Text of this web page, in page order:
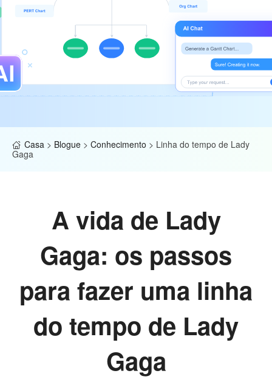
Casa > Blogue > Conhecimento > Linha do tempo de Lady
Gaga
A vida de Lady
Gaga: os passos
para fazer uma linha
do tempo de Lady
Gaga